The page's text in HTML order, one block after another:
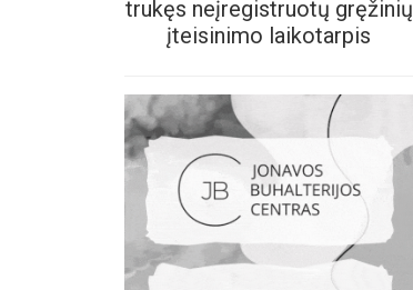
trukęs neįregistruotų gręžinių
įteisinimo laikotarpis